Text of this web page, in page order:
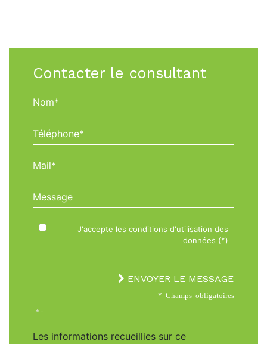
Contacter le consultant
Nom*
Téléphone*
Mail*
Message
J'accepte les conditions d'utilisation des
données (*)
ENVOYER LE MESSAGE
* Champs obligatoires
* :
Les informations recueillies sur ce